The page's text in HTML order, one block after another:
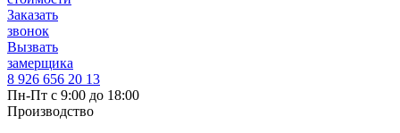
Заказать
звонок
Вызвать
замерщика
8 926 656 20 13
Пн-Пт с 9:00 до 18:00
Производство